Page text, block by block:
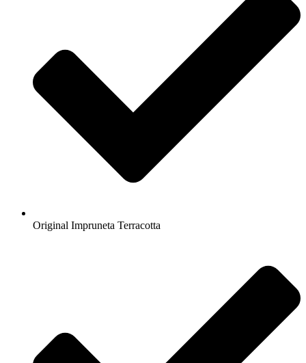
Original Impruneta Terracotta